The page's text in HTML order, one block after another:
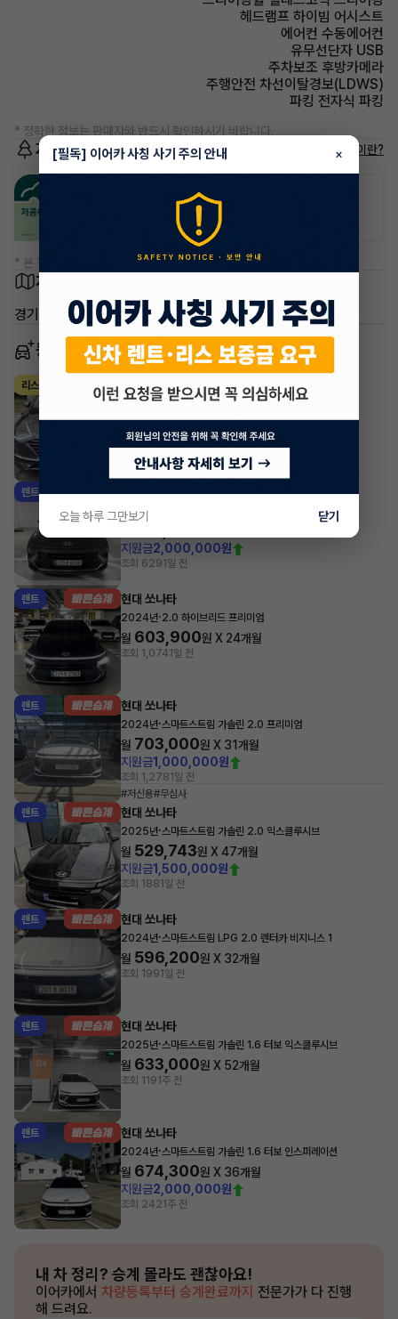
헤드램프 하이빔 어시스트
에어컨 수동에어컨
유무선단자 USB
주차보조 후방카메라
주행안전 차선이탈경보(LDWS)
파킹 전자식 파킹
* 정확한 정보는 판매자와 반드시 확인하시기 바랍니다.
저공해차량 정보 저공해차량이란?
* 본 정보는 지자체마다 다를 수 있으니 실제 정보와 확인해 주세요.
차량 위치
경기 수원시 권선구 권선동
동일 차종 이어카
리스 현대 쏘나타
2021년·G2.0 프리미엄 패밀리
월487,200원 X31개월
지원금2,000,000원
조회 5461일 전
렌트 현대 쏘나타
2026년 스마트스트림 LPG 2.0 일반인용 익스클루시브
지원금2,000,000원
조회 6291일 전
렌트 현대 쏘나타
2024년·2.0 하이브리드 프리미엄
월 603,900원 X 24개월
조회 1,0741일 전
렌트 현대 쏘나타
2024년·스마트스트림 가솔린 2.0 프리미엄
월 703,000원 X 31개월
지원금1,000,000원
조회 1,2781일 전
#저신용#무심사
렌트
현대 쏘나타
2025년·스마트스트림 가솔린 2.0 익스클루시브
월 529,743원 X47개월
지원금1,500,000원
조회 1881일 전
렌트 현대 쏘나타
2024년·스마트스트림 LPG 2.0 렌터카 비지니스 1
월 596,200원 X 32개월
조회 1991일 전
렌트 현대 쏘나타
2025년·스마트스트림 가솔린 1.6 터보 익스클루시브
월 633,000원 X 52개월
조회 1191주 전
렌트 현대 쏘나타
2024년·스마트스트림 가솔린 1.6 터보 인스퍼레이션
월 674,300원 X 36개월
지원금2,000,000원
조회 2421주 전
내 차 정리? 승계 몰라도 괜찮아요!
이어카에서 차량등록부터 승계완료까지 전문가가 다 진행
해 드려요.
[필독] 이어카 사칭 사기 주의 안내 ×
오늘 하루 그만보기 닫기